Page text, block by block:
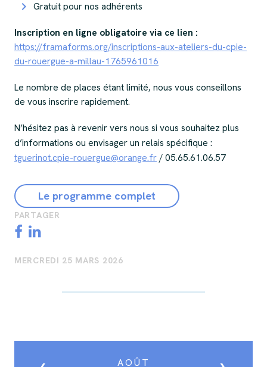
Gratuit pour nos adhérents
Inscription en ligne obligatoire via ce lien :
https://framaforms.org/inscriptions-aux-ateliers-du-cpie-
du-rouergue-a-millau-1765961016
Le nombre de places étant limité, nous vous conseillons
de vous inscrire rapidement.
N’hésitez pas à revenir vers nous si vous souhaitez plus
d’informations ou envisager un relais spécifique :
tguerinot.cpie-rouergue@orange.fr / 05.65.61.06.57
Le programme complet
PARTAGER
MERCREDI 25 MARS 2026
AOÛT